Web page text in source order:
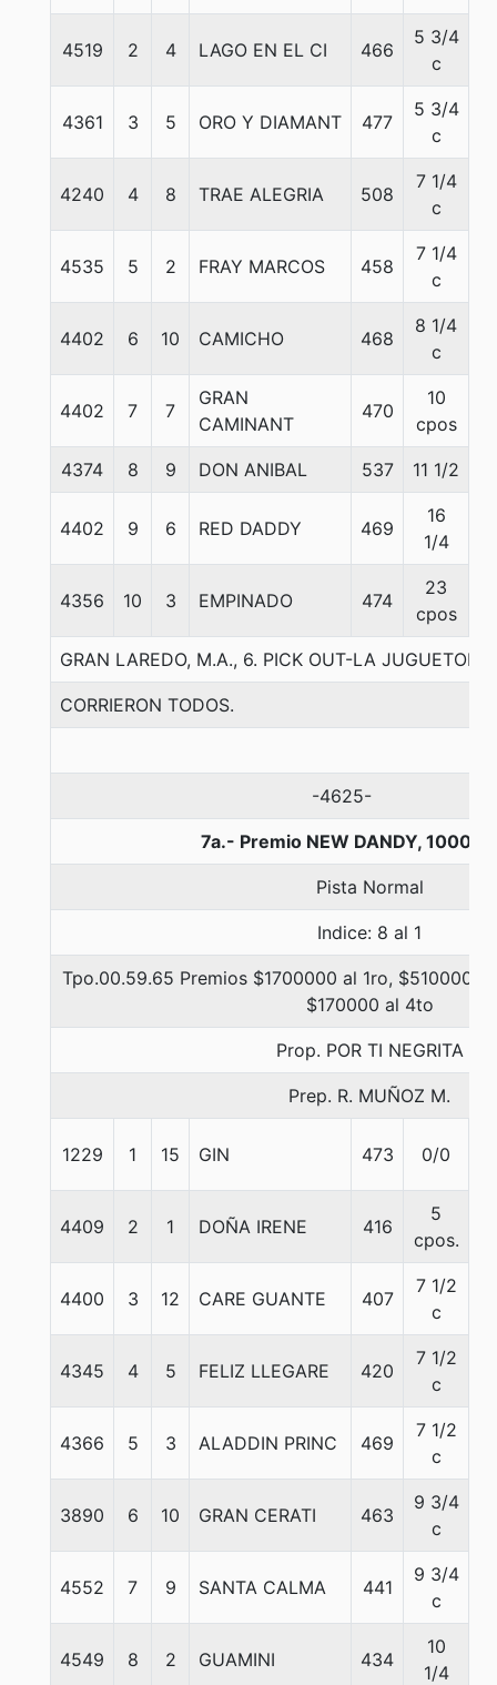
4519 2 4 LAGO EN EL CI 466
5 3/4
c
4361 3 5 ORO Y DIAMANT 477
5 3/4
c
4240 4 8 TRAE ALEGRIA 508
7 1/4
c
4535 5 2 FRAY MARCOS 458
7 1/4
c
4402 6 10 CAMICHO 468
8 1/4
c
4402 7 7
GRAN
CAMINANT
470
10
cpos
4374 8 9 DON ANIBAL 537 11 1/2
4402 9 6 RED DADDY 469
16
1/4
4356 10 3 EMPINADO 474
23
cpos
GRAN LAREDO, M.A., 6. PICK OUT-LA
CORRIERON TODOS.
-4625-
7a.- Premio NEW DANDY, 1000
Pista Normal
Indice: 8 al 1
Tpo.00.59.65 Premios $1700000 al 1ro, $510000
$170000 al 4to
Prop. POR TI NEGRITA
Prep. R. MUÑOZ M.
1229 1 15 GIN 473 0/0
4409 2 1 DOÑA IRENE 416
5
cpos.
4400 3 12 CARE GUANTE 407
7 1/2
c
4345 4 5 FELIZ LLEGARE 420
7 1/2
c
4366 5 3 ALADDIN PRINC 469
7 1/2
c
3890 6 10 GRAN CERATI 463
9 3/4
c
4552 7 9 SANTA CALMA 441
9 3/4
c
4549 8 2 GUAMINI 434
10
1/4